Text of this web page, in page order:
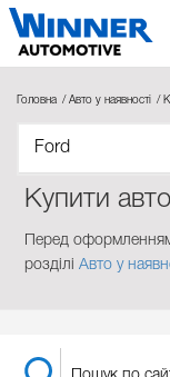
Головна Авто у наявності
Ford
Купити
Перед
розділі Авто у